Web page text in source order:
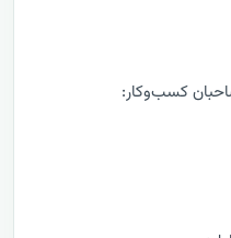
کسب‌وکار: